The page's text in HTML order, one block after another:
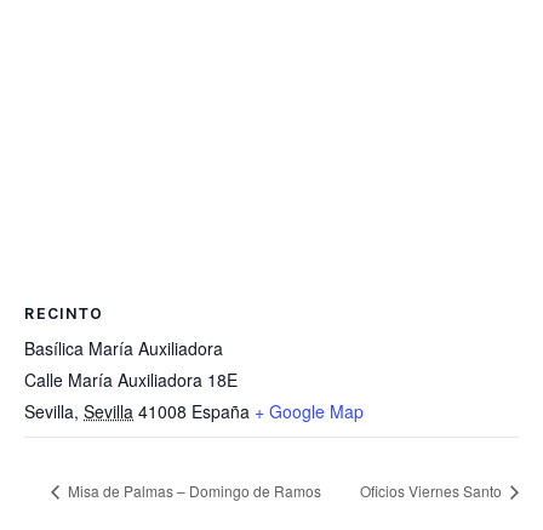
RECINTO
Basílica María Auxiliadora
Calle María Auxiliadora 18E
Sevilla, Sevilla 41008 España + Google Map
Misa de Palmas – Domingo de Ramos Oficios Viernes Santo